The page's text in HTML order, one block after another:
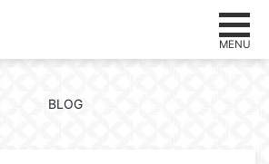
MENU
BLOG